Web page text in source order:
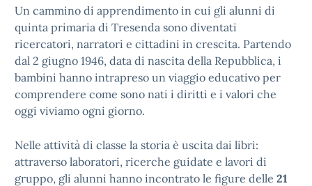
Un cammino di apprendimento in cui gli alunni di
quinta primaria di Tresenda sono diventati
ricercatori, narratori e cittadini in crescita. Partendo
dal 2 giugno 1946, data di nascita della Repubblica, i
bambini hanno intrapreso un viaggio educativo per
comprendere come sono nati i diritti e i valori che
oggi viviamo ogni giorno.
Nelle attività di classe la storia è uscita dai libri:
attraverso laboratori, ricerche guidate e lavori di
gruppo, gli alunni hanno incontrato le figure delle 21